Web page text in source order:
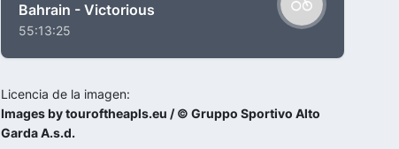
Bahrain - Victorious
55:13:25
Licencia de la imagen:
Images by touroftheapls.eu / © Gruppo Sportivo Alto
Garda A.s.d.